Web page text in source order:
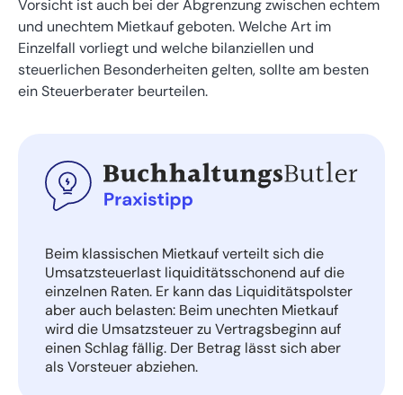
Vorsicht ist auch bei der Abgrenzung zwischen echtem
und unechtem Mietkauf geboten. Welche Art im
Einzelfall vorliegt und welche bilanziellen und
steuerlichen Besonderheiten gelten, sollte am besten
ein Steuerberater beurteilen.
Beim klassischen Mietkauf verteilt sich die
Umsatzsteuerlast liquiditätsschonend auf die
einzelnen Raten. Er kann das Liquiditätspolster
aber auch belasten: Beim unechten Mietkauf
wird die Umsatzsteuer zu Vertragsbeginn auf
einen Schlag fällig. Der Betrag lässt sich aber
als Vorsteuer abziehen.